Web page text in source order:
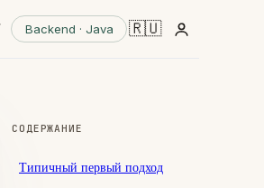
Backend · Java 🇷🇺
СОДЕРЖАНИЕ
Типичный первый подход